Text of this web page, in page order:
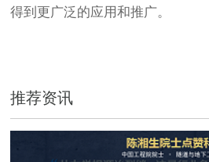
得到更广泛的应用和推广。
推荐资讯